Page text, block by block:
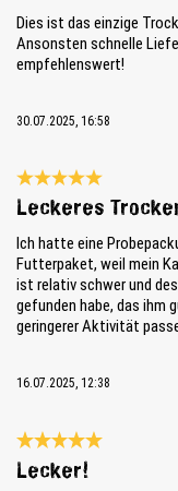
Dies ist das einzige
Ansonsten schnelle
empfehlenswert!
30.07.2025, 16:58
Bewertung mit 5 von 5
Leckeres
Ich hatte eine
Futterpaket, weil mein
ist relativ schwer und
gefunden habe, das ihm
geringerer Aktivität
16.07.2025, 12:38
Bewertung mit 5 von 5
Lecker!